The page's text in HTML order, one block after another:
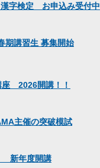
字検定 お申込み受付中
期講習生 募集開始
座 2026開講！！
主催の突破模試
新年度開講